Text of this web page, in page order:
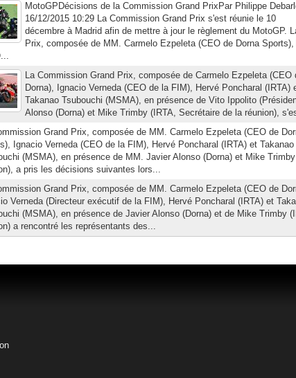
MotoGPDécisions de la Commission Grand PrixPar Philippe
16/12/2015 10:29 La Commission Grand Prix s'est réunie le 10
décembre à Madrid afin de mettre à jour le règlement du MotoGP.
Prix, composée de MM. Carmelo Ezpeleta (CEO de Dorna
La Commission Grand Prix, composée de Carmelo Ezpeleta (CEO
Dorna), Ignacio Verneda (CEO de la FIM), Hervé Poncharal (IRTA)
Takanao Tsubouchi (MSMA), en présence de Vito Ippolito
Alonso (Dorna) et Mike Trimby (IRTA, Secrétaire de la réunion),
Grand Prix, composée de MM. Carmelo Ezpeleta (CEO de
Ignacio Verneda (CEO de la FIM), Hervé Poncharal (IRTA) et Takanao
(MSMA), en présence de MM. Javier Alonso (Dorna) et Mike
a pris les décisions suivantes lors...
Grand Prix, composée de MM. Carmelo Ezpeleta (CEO de
Verneda (Directeur exécutif de la FIM), Hervé Poncharal (IRTA) et
(MSMA), en présence de Javier Alonso (Dorna) et de Mike Trimby
a rencontré les représentants des...